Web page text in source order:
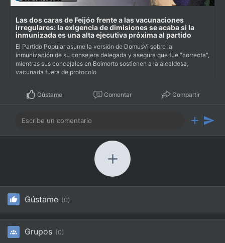
Las dos caras de Feijóo frente a las vacunaciones
irregulares: la exigencia de dimisiones se acaba si la
inmunizada es una alta ejecutiva próxima al partido
El Partido Popular asume la versión de DomusVi sobre la
inmunización de su consejera delegada y asegura que fue "correcta",
mientras sus concejales en Boimorto sostienen a la alcaldesa,
vacunada fuera de protocolo
Gústame Comentar Compartir
Gústame (0)
Grupos (0)